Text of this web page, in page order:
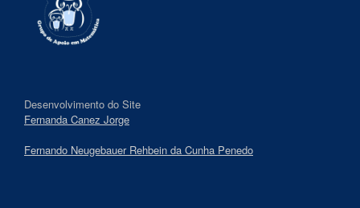
Desenvolvimento do Site
Fernanda Canez Jorge
Fernando Neugebauer Rehbein da Cunha Penedo